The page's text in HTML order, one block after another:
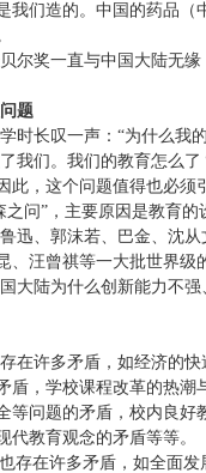
我们造的。中国的药品（
尔奖一直与中国大陆无缘
题
时长叹一声：“为什么我
我们。我们的教育怎么
此，这个问题值得也必须
问”，主要原因是教育
迅、郭沫若、巴金、沈
、汪曾祺等一大批世界级
大陆为什么创新能力不
在许多矛盾，如经济的
盾，学校课程改革的热
等问题的矛盾，校内良
代教育观念的矛盾等等。
存在许多矛盾，如全面